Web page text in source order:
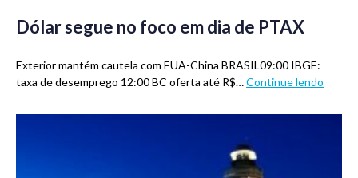
Dólar segue no foco em dia de PTAX
Exterior mantém cautela com EUA-China BRASIL09:00 IBGE:
taxa de desemprego 12:00 BC oferta até R$…Continue lendo